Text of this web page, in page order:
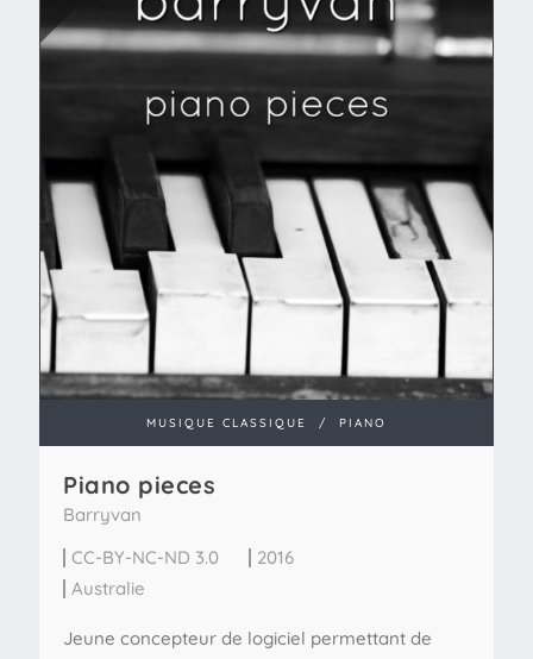
MUSIQUE CLASSIQUE / PIANO
Piano pieces
Barryvan
CC-BY-NC-ND 3.0
2016
Australie
Jeune concepteur de logiciel permettant de